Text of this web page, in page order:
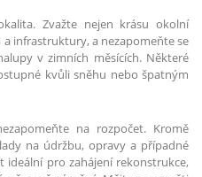
Zvažte nejen krásu okolní
infrastruktury, a nezapomeňte se
v zimních měsících. Některé
kvůli sněhu nebo špatným
na rozpočet. Kromě
na údržbu, opravy a případné
ideální pro zahájení rekonstrukce,